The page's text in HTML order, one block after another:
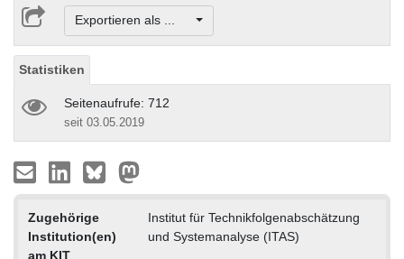
Exportieren als ...
Statistiken
Seitenaufrufe: 712
seit 03.05.2019
Zugehörige
Institution(en)
am KIT
Institut für Technikfolgenabschätzung
und Systemanalyse (ITAS)